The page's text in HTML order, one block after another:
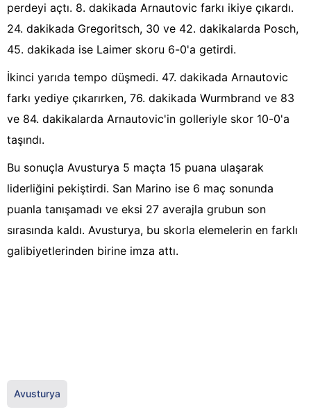
perdeyi açtı. 8. dakikada Arnautovic farkı ikiye çıkardı.
24. dakikada Gregoritsch, 30 ve 42. dakikalarda Posch,
45. dakikada ise Laimer skoru 6-0'a getirdi.
İkinci yarıda tempo düşmedi. 47. dakikada Arnautovic
farkı yediye çıkarırken, 76. dakikada Wurmbrand ve 83
ve 84. dakikalarda Arnautovic'in golleriyle skor 10-0'a
taşındı.
Bu sonuçla Avusturya 5 maçta 15 puana ulaşarak
liderliğini pekiştirdi. San Marino ise 6 maç sonunda
puanla tanışamadı ve eksi 27 averajla grubun son
sırasında kaldı. Avusturya, bu skorla elemelerin en farklı
galibiyetlerinden birine imza attı.
Avusturya